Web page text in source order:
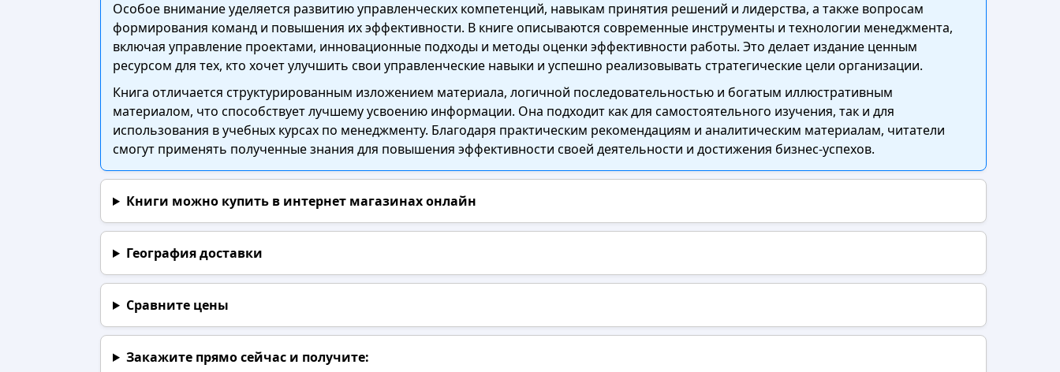
Особое внимание уделяется развитию управленческих компетенций, навыкам принятия решений и лидерства, а также вопросам
формирования команд и повышения их эффективности. В книге описываются современные инструменты и технологии менеджмента,
включая управление проектами, инновационные подходы и методы оценки эффективности работы. Это делает издание ценным
ресурсом для тех, кто хочет улучшить свои управленческие навыки и успешно реализовывать стратегические цели организации.
Книга отличается структурированным изложением материала, логичной последовательностью и богатым иллюстративным
материалом, что способствует лучшему усвоению информации. Она подходит как для самостоятельного изучения, так и для
использования в учебных курсах по менеджменту. Благодаря практическим рекомендациям и аналитическим материалам, читатели
смогут применять полученные знания для повышения эффективности своей деятельности и достижения бизнес-успехов.
Книги можно купить в интернет магазинах онлайн
География доставки
Сравните цены
Закажите прямо сейчаси получите: